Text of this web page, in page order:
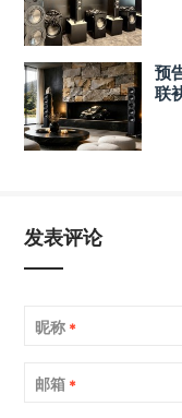
预
联
发表评论
昵称 *
邮箱 *